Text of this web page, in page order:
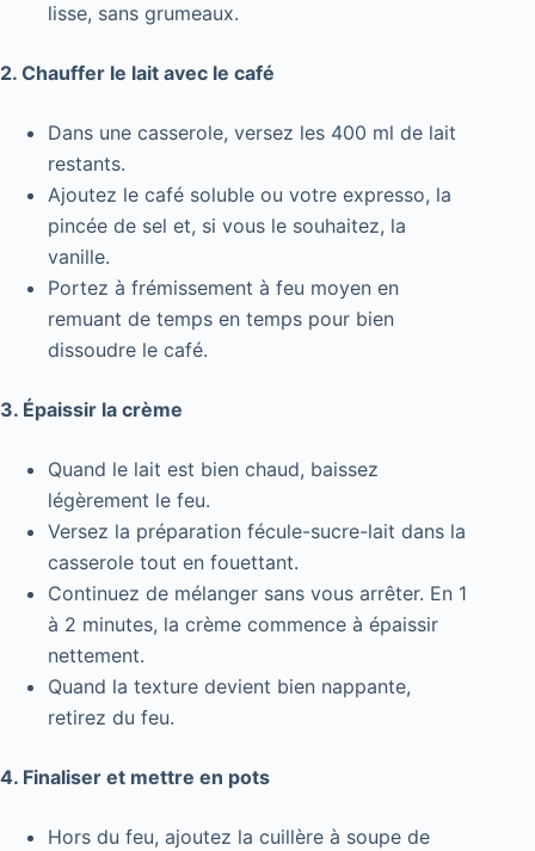
lisse, sans grumeaux.
2. Chauffer le lait avec le café
Dans une casserole, versez les 400 ml de lait
restants.
Ajoutez le café soluble ou votre expresso, la
pincée de sel et, si vous le souhaitez, la
vanille.
Portez à frémissement à feu moyen en
remuant de temps en temps pour bien
dissoudre le café.
3. Épaissir la crème
Quand le lait est bien chaud, baissez
légèrement le feu.
Versez la préparation fécule-sucre-lait dans la
casserole tout en fouettant.
Continuez de mélanger sans vous arrêter. En 1
à 2 minutes, la crème commence à épaissir
nettement.
Quand la texture devient bien nappante,
retirez du feu.
4. Finaliser et mettre en pots
Hors du feu, ajoutez la cuillère à soupe de